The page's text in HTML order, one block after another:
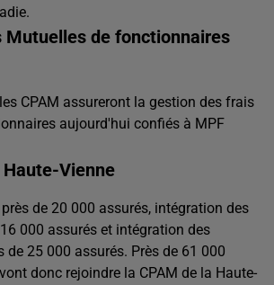
Mutuelles de fonctionnaires
CPAM assureront la gestion des frais
aujourd'hui confiés à MPF
Vienne
de 20 000 assurés, intégration des
000 assurés et intégration des
de 25 000 assurés. Près de 61 000
donc rejoindre la CPAM de la Haute-